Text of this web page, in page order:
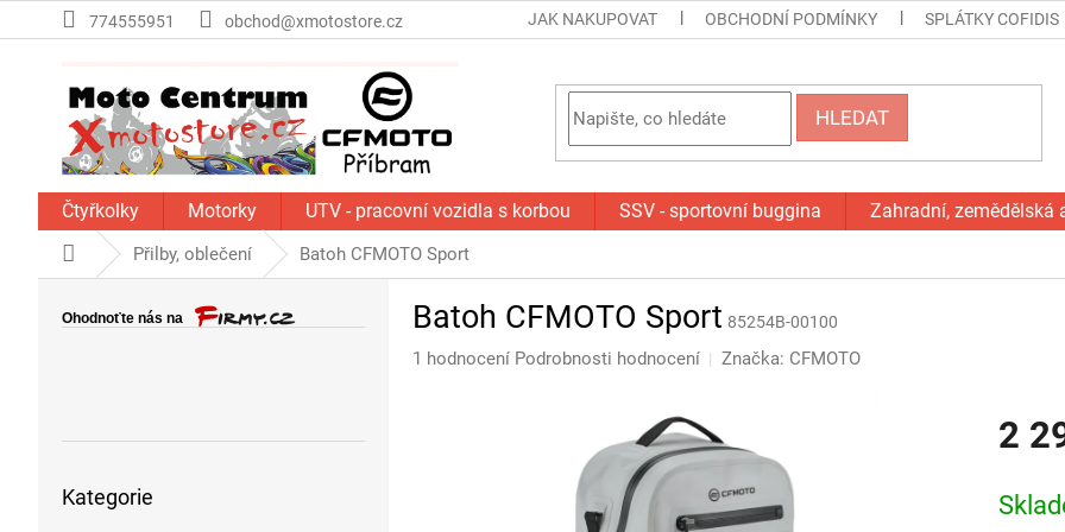
na
774555951 obchod@xmotostore.cz JAK NAKUPOVAT OBCHODNÍ PODMÍNKY SPLÁTKY COFIDIS
HLEDAT
Čtyřkolky Motorky UTV - pracovní vozidla s korbou SSV - sportovní buggina Zahradní, zemědělská
Domů Přilby, oblečení Batoh CFMOTO Sport
kategorie
Kategorie
Batoh CFMOTO Sport 85254B-00100
Průměrné
1 hodnocení Podrobnosti hodnocení Značka: CFMOTO
2
cena: